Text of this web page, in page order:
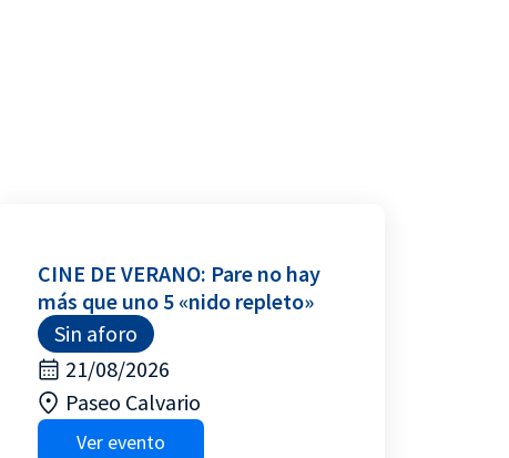
CINE DE VERANO: Pare no hay
más que uno 5 «nido repleto»
Sin aforo
21/08/2026
Paseo Calvario
Ver evento